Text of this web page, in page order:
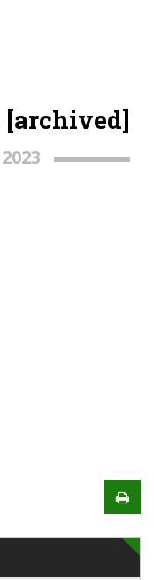
[archived]